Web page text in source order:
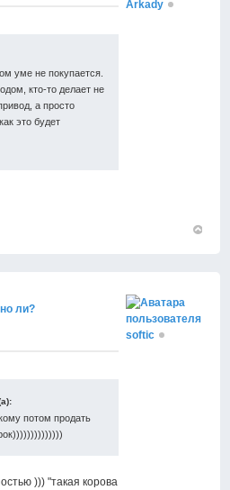
уме не покупается.
кто-то делает не
а просто
это будет
Arkady
ли?
потом продать
))) "такая корова
softic